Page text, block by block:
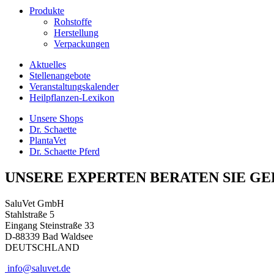
Produkte
Rohstoffe
Herstellung
Verpackungen
Aktuelles
Stellenangebote
Veranstaltungskalender
Heilpflanzen-Lexikon
Unsere Shops
Dr. Schaette
PlantaVet
Dr. Schaette Pferd
UNSERE EXPERTEN BERATEN SIE
SaluVet GmbH
Stahlstraße 5
Eingang Steinstraße 33
D-88339 Bad Waldsee
DEUTSCHLAND
info@saluvet.de